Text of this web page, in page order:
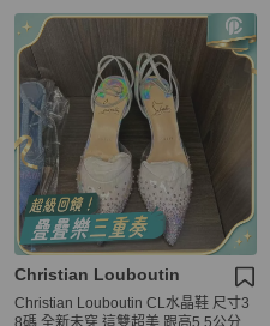
Christian Louboutin
Christian Louboutin CL水晶鞋 尺寸3